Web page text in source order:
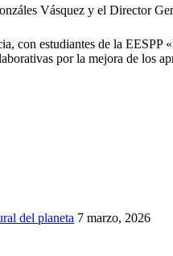
Vásquez y el Director
estudiantes de la EESPP
por la mejora de los
del planeta 7 marzo, 2026